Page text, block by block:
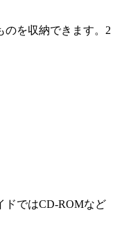
のを収納できます。2
ドではCD-ROMなど